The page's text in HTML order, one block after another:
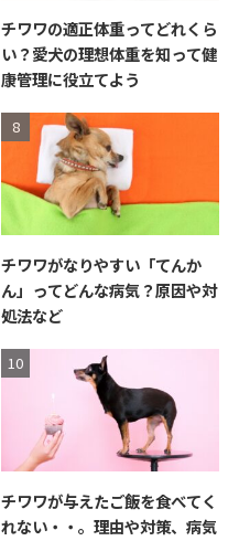
チワワの適正体重ってどれくら
い？愛犬の理想体重を知って健
康管理に役立てよう
チワワがなりやすい「てんか
ん」ってどんな病気？原因や対
処法など
チワワが与えたご飯を食べてく
れない・・。理由や対策、病気